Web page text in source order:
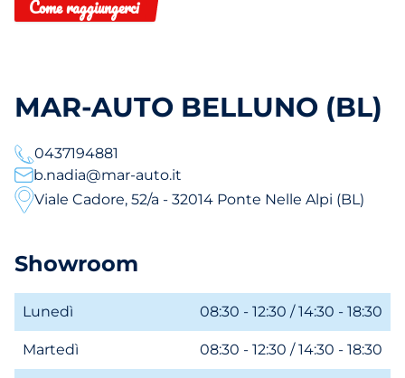
Come raggiungerci
MAR-AUTO BELLUNO (BL)
0437194881
b.nadia@mar-auto.it
Viale Cadore, 52/a - 32014 Ponte Nelle Alpi (BL)
Showroom
Lunedì 08:30 - 12:30 / 14:30 - 18:30
Martedì 08:30 - 12:30 / 14:30 - 18:30